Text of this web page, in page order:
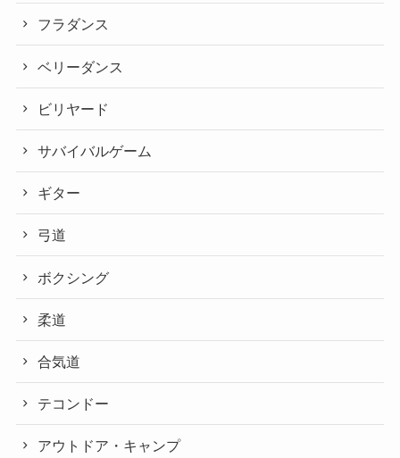
フラダンス
ベリーダンス
ビリヤード
サバイバルゲーム
ギター
弓道
ボクシング
柔道
合気道
テコンドー
アウトドア・キャンプ